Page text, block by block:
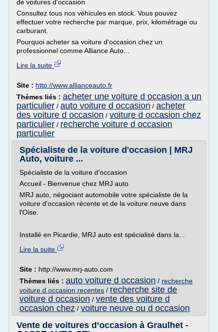
de voitures d'occasion
Consultez tous nos véhicules en stock. Vous pouvez
effectuer votre recherche par marque, prix, kilométrage ou
carburant.
Pourquoi acheter sa voiture d'occasion chez un
professionnel comme Alliance Auto...
Lire la suite
Site : http://www.allianceauto.fr
Thèmes liés : acheter une voiture d occasion a un
particulier / auto voiture d occasion / acheter
des voiture d occasion / voiture d occasion chez
particulier / recherche voiture d occasion
particulier
Spécialiste de la voiture d'occasion | MRJ
Auto, voiture ...
Spécialiste de la voiture d'occasion
Accueil - Bienvenue chez MRJ auto
MRJ auto, négociant automobile votre spécialiste de la
voiture d'occasion récente et de la voiture neuve dans
l'Oise.
Installé en Picardie, MRJ auto est spécialisé dans la...
Lire la suite
Site : http://www.mrj-auto.com
Thèmes liés : auto voiture d occasion / recherche
voiture d occasion recentes / recherche site de
voiture d occasion / vente des voiture d
occasion chez / voiture neuve ou d occasion
Vente de voitures d’occasion à Graulhet -